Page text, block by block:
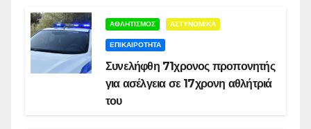
ΑΘΛΗΤΙΣΜΟΣ ΑΣΤΥΝΟΜΙΚΑ
ΕΠΙΚΑΙΡΟΤΗΤΑ
Συνελήφθη 71χρονος προπονητής
για ασέλγεια σε 17χρονη αθλήτριά
του